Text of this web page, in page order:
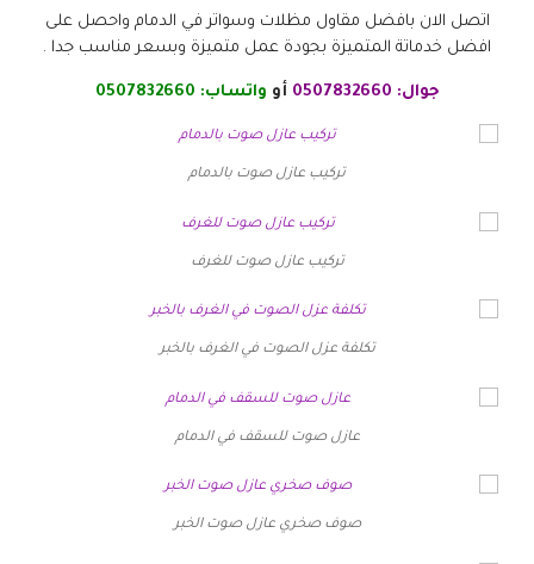
اتصل الان بافضل مقاول مظلات وسواتر في الدمام واحصل على
افضل خدماتة المتميزة بجودة عمل متميزة وبسعر مناسب جدا .
جوال: 0507832660 أو واتساب: 0507832660
تركيب عازل صوت بالدمام
تركيب عازل صوت للغرف
تكلفة عزل الصوت في الغرف بالخبر
عازل صوت للسقف في الدمام
صوف صخري عازل صوت الخبر